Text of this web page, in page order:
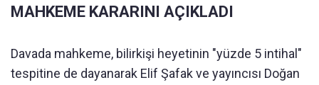
MAHKEME KARARINI AÇIKLADI
Davada mahkeme, bilirkişi heyetinin "yüzde 5 intihal"
tespitine de dayanarak Elif Şafak ve yayıncısı Doğan